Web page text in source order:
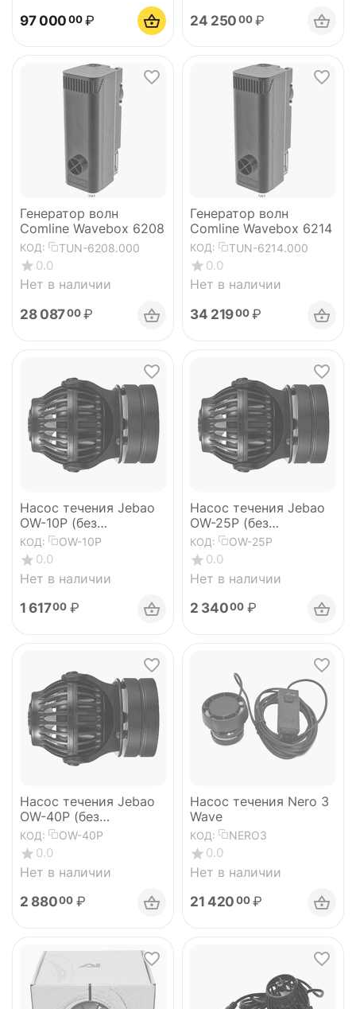
97 000 00 ₽
24 250 00 ₽
Генератор волн
Comline Wavebox 6208
КОД: TUN-6208.000
0.0
Нет в наличии
28 08700 ₽
Генератор волн
Comline Wavebox 6214
КОД: TUN-6214.000
0.0
Нет в наличии
34 21900 ₽
Насос течения Jebao
OW-10P (без
контроллера)
КОД: OW-10P
0.0
Нет в наличии
1 61700 ₽
Насос течения Jebao
OW-25P (без
контроллера)
КОД: OW-25P
0.0
Нет в наличии
2 34000 ₽
Насос течения Jebao
OW-40P (без
контроллера)
КОД: OW-40P
0.0
Нет в наличии
2 88000 ₽
Насос течения Nero 3
Wave
КОД: NERO3
0.0
Нет в наличии
21 420 00 ₽